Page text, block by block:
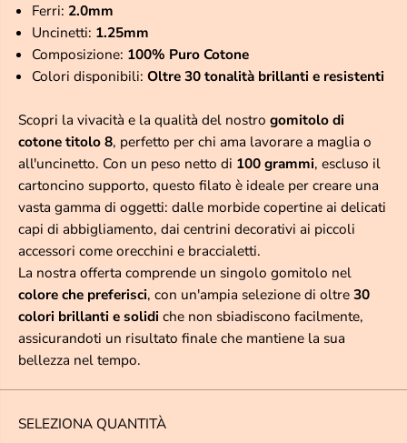
A
R
E
Ferri: 2.0mm
Uncinetti: 1.25mm
Composizione: 100% Puro Cotone
Colori disponibili:Oltre 30 tonalità brillanti e resistenti
Scopri la vivacità e la qualità del nostro gomitolo di
cotone titolo 8, perfetto per chi ama lavorare a maglia o
all'uncinetto. Con un peso netto di 100 grammi, escluso il
cartoncino supporto, questo filato è ideale per creare una
vasta gamma di oggetti: dalle morbide copertine ai delicati
capi di abbigliamento, dai centrini decorativi ai piccoli
accessori come orecchini e braccialetti.
La nostra offerta comprende un singolo gomitolo nel
colore che preferisci, con un'ampia selezione di oltre30
colori brillanti e solidi che non sbiadiscono facilmente,
assicurandoti un risultato finale che mantiene la sua
bellezza nel tempo.
SELEZIONA QUANTITÀ